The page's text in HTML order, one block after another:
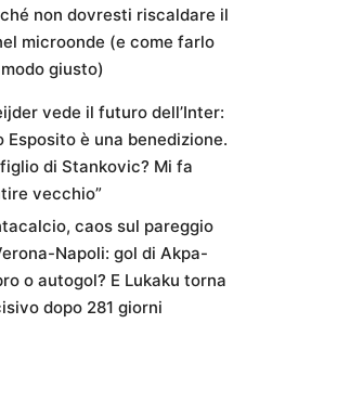
non dovresti riscaldare il
microonde (e come farlo
giusto)
vede il futuro dell’Inter:
Esposito è una benedizione.
di Stankovic? Mi fa
vecchio”
caos sul pareggio
Napoli: gol di Akpa-
o autogol? E Lukaku torna
dopo 281 giorni